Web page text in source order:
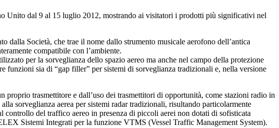
Unito dal 9 al 15 luglio 2012, mostrando ai visitatori i prodotti più significativi nel
dalla Società, che trae il nome dallo strumento musicale aerofono dell’antica
compatibile con l’ambiente.
per la sorveglianza dello spazio aereo ma anche nel campo della protezione
sia di “gap filler” per sistemi di sorveglianza tradizionali e, nella versione
trasmettitore e dall’uso dei trasmettitori di opportunità, come stazioni radio in
sorveglianza aerea per sistemi radar tradizionali, risultando particolarmente
controllo del traffico aereo in presenza di piccoli aerei non dotati di sofisticata
Sistemi Integrati per la funzione VTMS (Vessel Traffic Management System).